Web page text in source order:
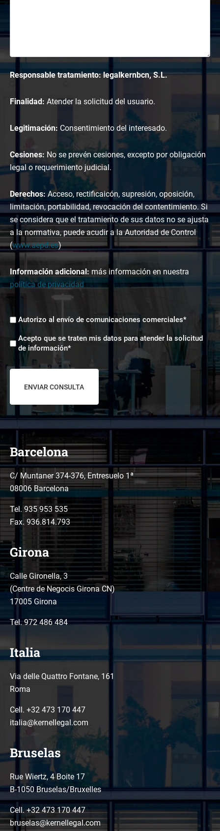
Responsable tratamiento: legalkernbcn, S.L.
Finalidad: Atender la solicitud del usuario.
Legitimación: Consentimiento del interesado.
Cesiones: No se prevén cesiones, excepto por obligación
legal o requerimiento judicial.
Derechos: Acceso, rectificaicón, supresión, oposición,
limitación, portabilidad, revocación del contentimiento. Si
se considera que el tratamiento de sus datos no se ajusta
a la normativa, puede acudir a la Autoridad de Control
(www.aepd.es)
Información adicional: más información en nuestra
política de privacidad
Envíos
Autorizo al envío de comunicaciones comerciales*
Aceptación
tratamiento
datos
Acepto que se traten mis datos para atender la solicitud
de información*
Barcelona
C/ Muntaner 374-376, Entresuelo 1ª
08006 Barcelona
Tel. 935 953 535
Fax. 936.814.793
Girona
Calle Gironella, 3
(Centre de Negocis Girona CN)
17005 Girona
Tel.972 486 484
Italia
Via delle Quattro Fontane, 161
Roma
Cell. +32 473 170 447
italia@kernellegal.com
Bruselas
Rue Wiertz, 4 Boite 17
B-1050 Bruselas/Bruxelles
Cell. +32 473 170 447
bruselas@kernellegal.com